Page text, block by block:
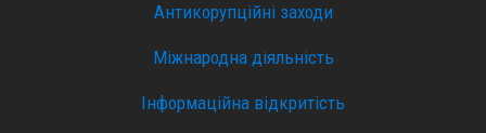
Антикорупційні заходи
Міжнародна діяльність
Інформаційна відкритість